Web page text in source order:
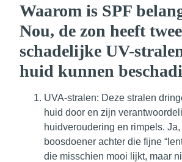
Waarom is SPF
Nou, de zon heeft
schadelijke UV-
huid kunnen
UVA-stralen: Deze stralen
huid door en zijn
huidveroudering en rimpels.
boosdoener achter die fijne
die misschien mooi lijkt, maar